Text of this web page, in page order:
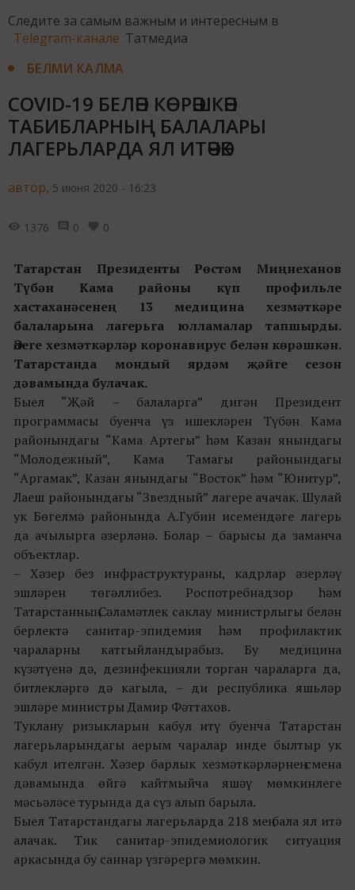
Следите за самым важным и интересным в
Telegram-канале Татмедиа
БЕЛМИ КАЛМА
COVID-19 БЕЛӘН КӨРӘШКӘН
ТАБИБЛАРНЫҢ БАЛАЛАРЫ
ЛАГЕРЬЛАРДА ЯЛ ИТӘЧӘК
автор, 5 июня 2020 - 16:23
1376 0 0
Татарстан Президенты Рөстәм Миңнеханов
Түбән Кама районы күп профильле
хастаханәсенең 13 медицина хезмәткәре
балаларына лагерьга юлламалар тапшырды.
Әлеге хезмәткәрләр коронавирус белән көрәшкән.
Татарстанда мондый ярдәм җәйге сезон
дәвамында булачак.
Быел “Җәй – балаларга” дигән Президент
программасы буенча үз ишекләрен Түбән Кама
районындагы “Кама Артегы” һәм Казан янындагы
“Молодежный”, Кама Тамагы районындагы
“Аргамак”, Казан янындагы “Восток” һәм “Юнитур”,
Лаеш районындагы “Звездный” лагере ачачак. Шулай
ук Бөгелмә районында А.Губин исемендәге лагерь
да ачылырга әзерләнә. Болар – барысы да заманча
объектлар.
– Хәзер без инфраструктураны, кадрлар әзерләү
эшләрен төгәллибез. Роспотребнадзор һәм
Татарстанның Сәламәтлек саклау министрлыгы белән
берлектә санитар-эпидемия һәм профилактик
чараларны катгыйландырабыз. Бу медицина
күзәтүенә дә, дезинфекцияли торган чараларга да,
битлекләргә дә кагыла, – ди республика яшьләр
эшләре министры Дамир Фәттахов.
Туклану ризыкларын кабул итү буенча Татарстан
лагерьларындагы аерым чаралар инде былтыр ук
кабул ителгән. Хәзер барлык хезмәткәрләрнең смена
дәвамында өйгә кайтмыйча яшәү мөмкинлеге
мәсьәләсе турында да сүз алып барыла.
Быел Татарстандагы лагерьларда 218 мең бала ял итә
алачак. Тик санитар-эпидемиологик ситуация
аркасында бу саннар үзгәрергә мөмкин.